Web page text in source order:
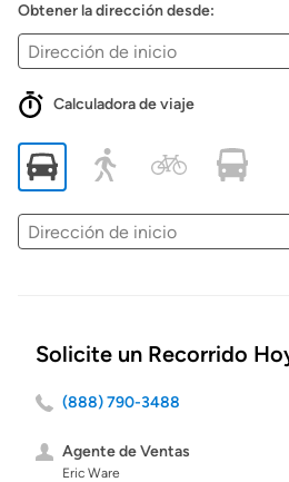
Obtener la dirección desde:
Calculadora de viaje
Dirección
de
Calcular
Solicite un Recorrido
(888) 790-3488
Agente de Ventas
Eric Ware